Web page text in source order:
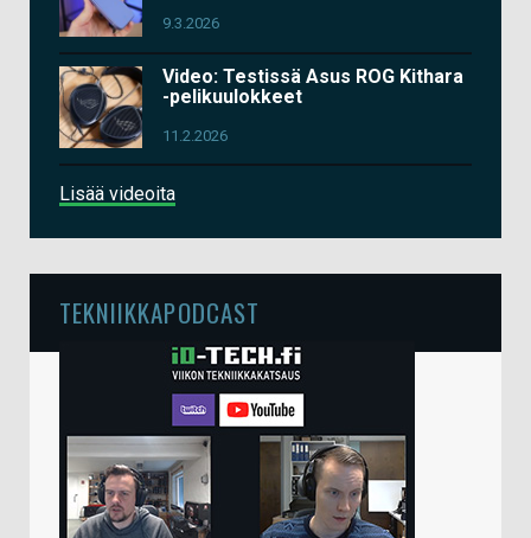
9.3.2026
Video: Testissä Asus ROG Kithara
-pelikuulokkeet
11.2.2026
Lisää videoita
TEKNIIKKAPODCAST